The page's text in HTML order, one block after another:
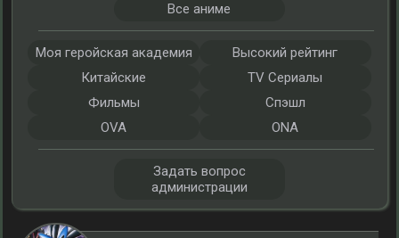
Все аниме
Моя геройская академия
Высокий рейтинг
Китайские
TV Сериалы
Фильмы
Спэшл
OVA
ONA
Задать вопрос
администрации